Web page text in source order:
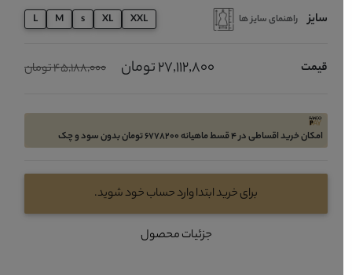
سایز راهنمای سایز ها XL XXL
قیمت 27,112,800 تومان 45,188,000 تومان
امکان خرید اقساطی در 4 قسط ماهیانه 6778200 تومان بدون سود و چک
برای خرید ابتدا وارد حساب خود شوید.
جزئیات محصول